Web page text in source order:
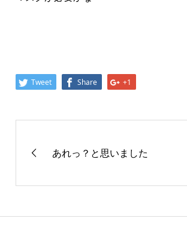
Tweet Share +1
あれっ？と思いました